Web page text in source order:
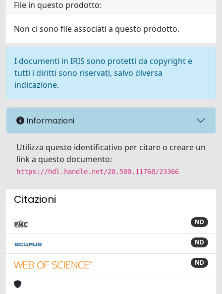
File in questo prodotto:
Non ci sono file associati a questo prodotto.
I documenti in IRIS sono protetti da copyright e
tutti i diritti sono riservati, salvo diversa
indicazione.
Informazioni
Utilizza questo identificativo per citare o creare un
link a questo documento:
https://hdl.handle.net/20.500.11768/23366
Citazioni
ND
ND
ND